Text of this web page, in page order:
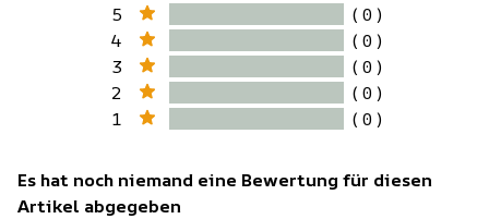
5
( 0 )
4
( 0 )
3
( 0 )
2
( 0 )
1
( 0 )
Es hat noch niemand eine Bewertung für diesen
Artikel abgegeben